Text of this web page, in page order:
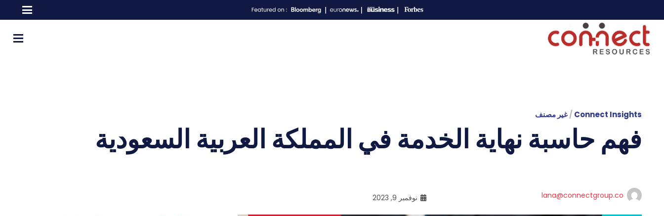
Connect Insights
/غير مصنف
فهم حاسبة نهاية الخدمة في المملكة العربية السعودية
lana@connectgroup.co نوفمبر 9, 2023